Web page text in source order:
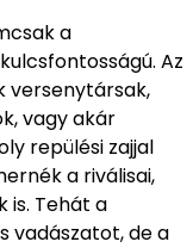
a
Az
versenytársak,
vagy akár
repülési zajjal
a riválisai,
is. Tehát a
vadászatot, de a